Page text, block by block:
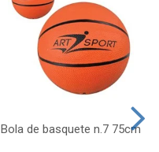
Bola de basquete n.7 75cm